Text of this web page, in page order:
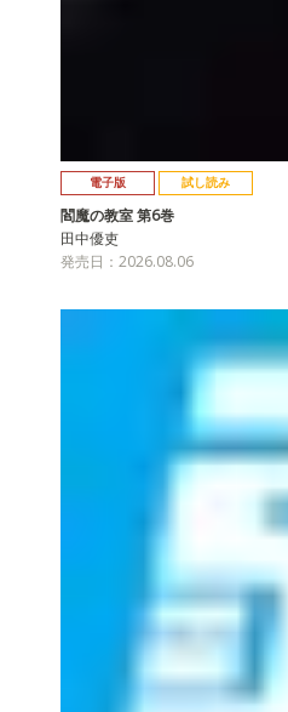
電子版 試し読み
閻魔の教室 第6巻
田中優吏
発売日：2026.08.06